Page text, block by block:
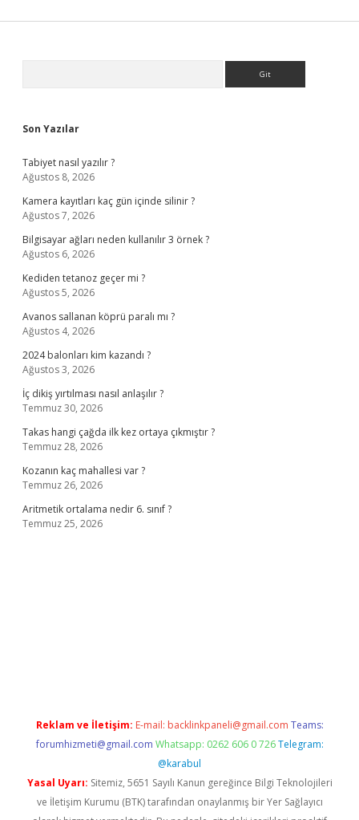
Son Yazılar
Tabiyet nasıl yazılır ?
Ağustos 8, 2026
Kamera kayıtları kaç gün içinde silinir ?
Ağustos 7, 2026
Bilgisayar ağları neden kullanılır 3 örnek ?
Ağustos 6, 2026
Kediden tetanoz geçer mi ?
Ağustos 5, 2026
Avanos sallanan köprü paralı mı ?
Ağustos 4, 2026
2024 balonları kim kazandı ?
Ağustos 3, 2026
İç dikiş yırtılması nasıl anlaşılır ?
Temmuz 30, 2026
Takas hangi çağda ilk kez ortaya çıkmıştır ?
Temmuz 28, 2026
Kozanın kaç mahallesi var ?
Temmuz 26, 2026
Aritmetik ortalama nedir 6. sınıf ?
Temmuz 25, 2026
Reklam ve İletişim: E-mail: backlinkpaneli@gmail.com Teams:
forumhizmeti@gmail.com Whatsapp: 0262 606 0 726 Telegram:
@karabul
Yasal Uyarı: Sitemiz, 5651 Sayılı Kanun gereğince Bilgi Teknolojileri
ve İletişim Kurumu (BTK) tarafından onaylanmış bir Yer Sağlayıcı